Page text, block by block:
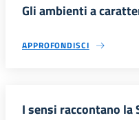
Gli ambienti a
APPROFONDISCI
I sensi raccontano la